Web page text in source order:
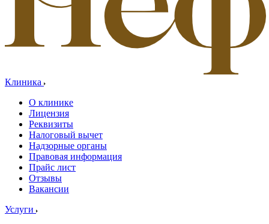
Клиника
О клинике
Лицензия
Реквизиты
Налоговый вычет
Надзорные органы
Правовая информация
Прайс лист
Отзывы
Вакансии
Услуги